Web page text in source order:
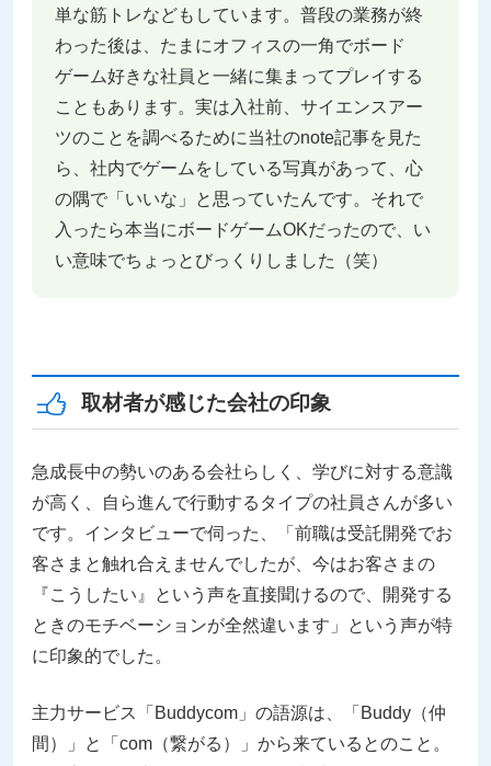
単な筋トレなどもしています。普段の業務が終
わった後は、たまにオフィスの一角でボード
ゲーム好きな社員と一緒に集まってプレイする
こともあります。実は入社前、サイエンスアー
ツのことを調べるために当社のnote記事を見た
ら、社内でゲームをしている写真があって、心
の隅で「いいな」と思っていたんです。それで
入ったら本当にボードゲームOKだったので、い
い意味でちょっとびっくりしました（笑）
取材者が感じた会社の印象
急成長中の勢いのある会社らしく、学びに対する意識
が高く、自ら進んで行動するタイプの社員さんが多い
です。インタビューで伺った、「前職は受託開発でお
客さまと触れ合えませんでしたが、今はお客さまの
『こうしたい』という声を直接聞けるので、開発する
ときのモチベーションが全然違います」という声が特
に印象的でした。
主力サービス「Buddycom」の語源は、「Buddy（仲
間）」と「com（繋がる）」から来ているとのこと。